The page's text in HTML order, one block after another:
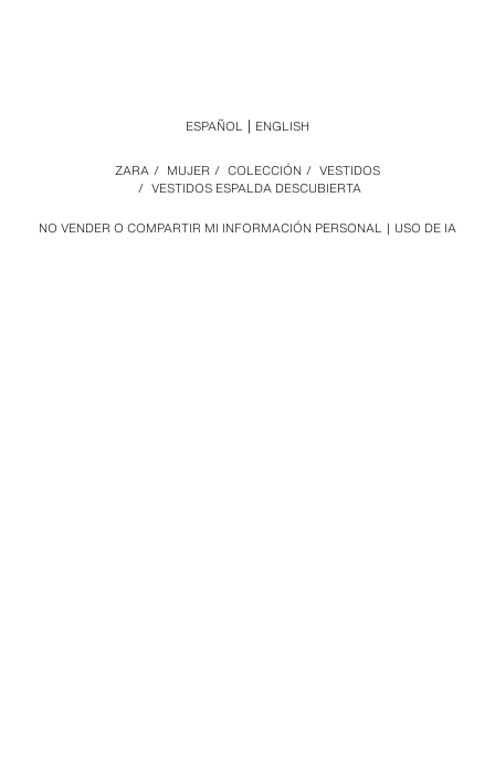
NO VENDER O COMPARTIR MI INFORMACIÓN PERSONAL USO DE IA
ZARA / MUJER / COLECCIÓN / VESTIDOS
/ VESTIDOS ESPALDA DESCUBIERTA
ESPAÑOL ENGLISH